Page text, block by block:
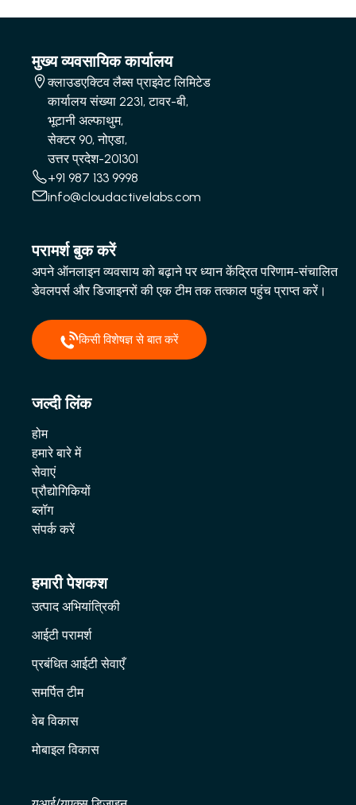
मुख्य व्यवसायिक कार्यालय
क्लाउडएक्टिव लैब्स प्राइवेट लिमिटेड
कार्यालय संख्या 2231, टावर-बी,
भूटानी अल्फाथुम,
सेक्टर 90, नोएडा,
उत्तर प्रदेश-201301
+91 987 133 9998
info@cloudactivelabs.com
परामर्श बुक करें
अपने ऑनलाइन व्यवसाय को बढ़ाने पर ध्यान केंद्रित परिणाम-संचालित
डेवलपर्स और डिजाइनरों की एक टीम तक तत्काल पहुंच प्राप्त करें।
किसी विशेषज्ञ से बात करें
जल्दी लिंक
होम
हमारे बारे में
सेवाएं
प्रौद्योगिकियों
ब्लॉग
संपर्क करें
हमारी पेशकश
उत्पाद अभियांत्रिकी
आईटी परामर्श
प्रबंधित आईटी सेवाएँ
समर्पित टीम
वेब विकास
मोबाइल विकास